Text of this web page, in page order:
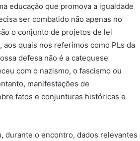
educação que promova a igualdade
ser combatido não apenas no
o conjunto de projetos de lei
quais nos referimos como PLs da
defesa não é a catequese
com o nazismo, o fascismo ou
manifestações de
fatos e conjunturas históricas e
durante o encontro, dados relevantes